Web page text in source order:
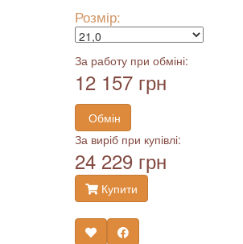
Розмір:
За работу при обміні:
12 157 грн
Обмін
За виріб при купівлі:
24 229 грн
Купити